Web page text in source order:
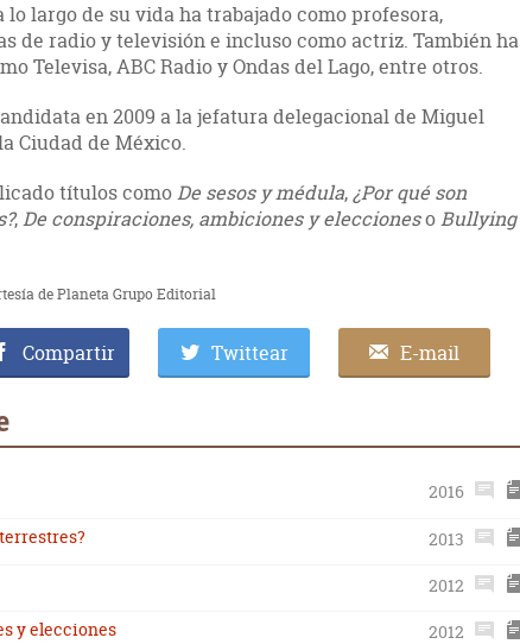
lo largo de su vida ha trabajado como profesora,
de radio y televisión e incluso como actriz. También ha
Televisa, ABC Radio y Ondas del Lago, entre otros.
en 2009 a la jefatura delegacional de Miguel
Ciudad de México.
títulos comoDe sesos y médula,¿Por qué son
,De conspiraciones, ambiciones y eleccionesoBullying
de Planeta Grupo Editorial
Compartir Twittear E-mail
2016
2013
2012
y elecciones
2012